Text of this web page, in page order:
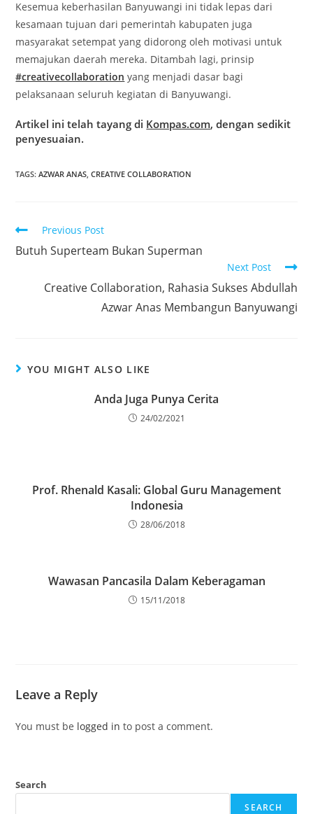
Kesemua keberhasilan Banyuwangi ini tidak lepas dari
kesamaan tujuan dari pemerintah kabupaten juga
masyarakat setempat yang didorong oleh motivasi untuk
memajukan daerah mereka. Ditambah lagi, prinsip
#creativecollaboration yang menjadi dasar bagi
pelaksanaan seluruh kegiatan di Banyuwangi.
Artikel ini telah tayang di Kompas.com, dengan sedikit
penyesuaian.
TAGS:AZWAR ANAS, CREATIVE COLLABORATION
Previous Post
Butuh Superteam Bukan Superman
Next Post
Creative Collaboration, Rahasia Sukses Abdullah
Azwar Anas Membangun Banyuwangi
YOU MIGHT ALSO LIKE
Anda Juga Punya Cerita
24/02/2021
Prof. Rhenald Kasali: Global Guru Management
Indonesia
28/06/2018
Wawasan Pancasila Dalam Keberagaman
15/11/2018
Leave a Reply
You must be logged in to post a comment.
Search
SEARCH